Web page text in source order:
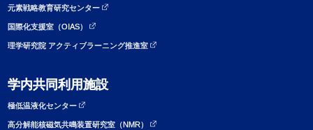
元素戦略教育研究センター
国際化支援室（OIAS）
理学研究院 アクティブラーニング推進室
学内共同利用施設
極低温液化センター
高分解能核磁気共鳴装置研究室（NMR）